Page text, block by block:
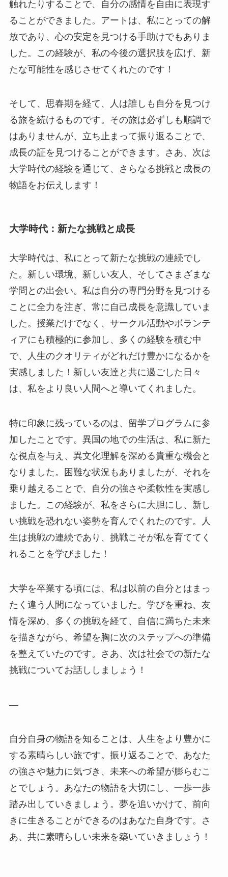
触れたりすることで、自分の感情を自由に表現す
ることができました。アートは、私にとっての解
放であり、心の安定を見つける手助けでもありま
した。この経験が、私の今後の選択肢を広げ、新
たな可能性を感じさせてくれたのです！
そして、思春期を経て、人は誰しも自分を見つけ
る旅を続けるものです。その旅は必ずしも順調で
はありませんが、立ち止まって振り返ることで、
成長の証を見つけることができます。さあ、次は
大学時代の経験を通じて、さらなる挑戦と成長の
物語をお伝えします！
大学時代：新たな挑戦と成長
大学時代は、私にとって新たな挑戦の連続でし
た。新しい環境、新しい友人、そしてさまざまな
学問との出会い。私は自分の専門分野を見つける
ことに全力を注ぎ、常に自己成長を意識していま
した。授業だけでなく、サークル活動やボランテ
ィアにも積極的に参加し、多くの経験を積む中
で、人生のクオリティがどれだけ豊かになるかを
実感しました！新しい友達と共に過ごした日々
は、私をより良い人間へと導いてくれました。
特に印象に残っているのは、留学プログラムに参
加したことです。異国の地での生活は、私に新た
な視点を与え、異文化理解を深める貴重な機会と
なりました。困難な状況もありましたが、それを
乗り越えることで、自分の強さや柔軟性を実感し
ました。この経験が、私をさらに大胆にし、新し
い挑戦を恐れない姿勢を育んでくれたのです。人
生は挑戦の連続であり、挑戦こそが私を育ててく
れることを学びました！
大学を卒業する頃には、私は以前の自分とはまっ
たく違う人間になっていました。学びを重ね、友
情を深め、多くの挑戦を経て、自信に満ちた未来
を描きながら、希望を胸に次のステップへの準備
を整えていたのです。さあ、次は社会での新たな
挑戦についてお話ししましょう！
—
自分自身の物語を知ることは、人生をより豊かに
する素晴らしい旅です。振り返ることで、あなた
の強さや魅力に気づき、未来への希望が膨らむこ
とでしょう。あなたの物語を大切にし、一歩一歩
踏み出していきましょう。夢を追いかけて、前向
きに生きることができるのはあなた自身です。さ
あ、共に素晴らしい未来を築いていきましょう！